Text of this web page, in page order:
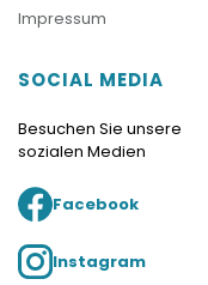
Impressum
SOCIAL MEDIA
Besuchen Sie unsere
sozialen Medien
Facebook
Instagram